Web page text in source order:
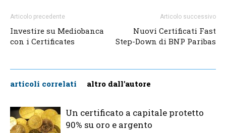
Articolo precedente
Investire su Mediobanca
con i Certificates
Articolo successivo
Nuovi Certificati Fast
Step-Down di BNP Paribas
articoli correlati altro dall'autore
Un certificato a capitale protetto
90% su oro e argento